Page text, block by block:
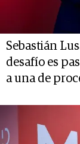
Sebastián
desafío es
a una de